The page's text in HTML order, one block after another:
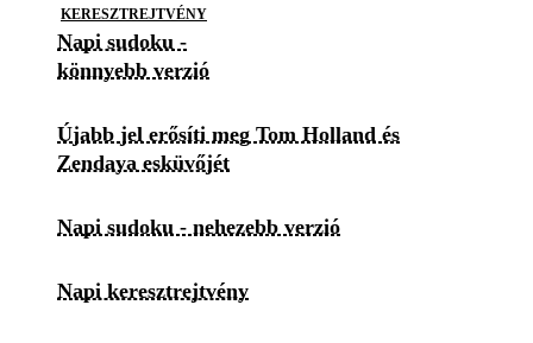
KERESZTREJTVÉNY
Napi sudoku -
könnyebb verzió
Újabb jel erősíti meg Tom Holland és
Zendaya esküvőjét
Napi sudoku - nehezebb verzió
Napi keresztrejtvény